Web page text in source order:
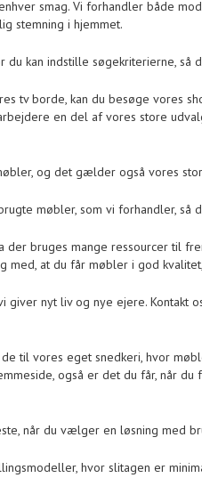
smag. Vi forhandler både
stemning i hjemmet.
du kan indstille søgekriterierne,
tv borde, kan du besøge vores
en del af vores store
og det gælder også vores
møbler, som vi forhandler, så
bruges mange ressourcer til
at du får møbler i god
giver nyt liv og nye ejere. Kontakt
til vores eget snedkeri, hvor
også er det du får, når
når du vælger en løsning med
hvor slitagen er